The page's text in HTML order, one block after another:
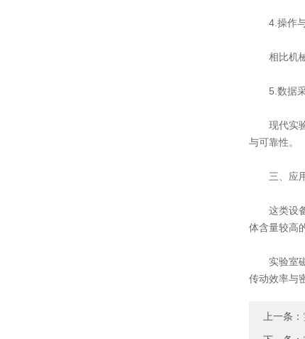
4.操作与
相比机械
5.数据采
现代实验
与可靠性。
三、应用
这类设备
体含量较高
实验室磁
传动效率与
上一条：